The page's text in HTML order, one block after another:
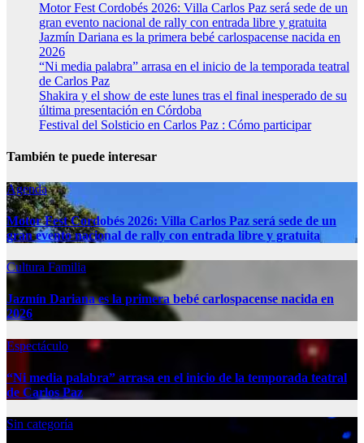
Motor Fest Cordobés 2026: Villa Carlos Paz será sede de un
gran evento nacional de rally con entrada libre y gratuita
Jazmín Dariana es la primera bebé carlospacense nacida en
2026
“Ni media palabra” arrasa en el inicio de la temporada teatral
de Carlos Paz
Shakira y el show de este lunes tras el final inesperado de su
última presentación en Córdoba
Festival del Solsticio en Carlos Paz : Cómo participar
También te puede interesar
Agenda
Motor Fest Cordobés 2026: Villa Carlos Paz será sede de un
gran evento nacional de rally con entrada libre y gratuita
Cultura Familia
Jazmín Dariana es la primera bebé carlospacense nacida en
2026
Espectáculo
“Ni media palabra” arrasa en el inicio de la temporada teatral
de Carlos Paz
Sin categoría